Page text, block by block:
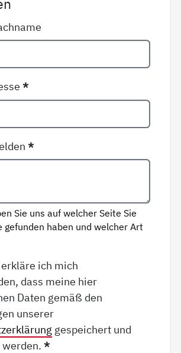
*
*
Sie uns auf welcher Seite Sie
gefunden haben und welcher Art
ich mich
dass meine hier
Daten gemäß den
unserer
gespeichert und
werden.*